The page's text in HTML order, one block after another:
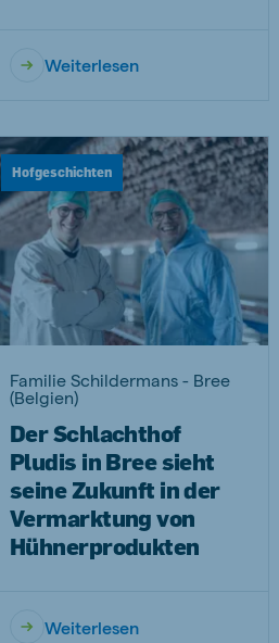
Weiterlesen
Hofgeschichten
Familie Schildermans - Bree
(Belgien)
Der Schlachthof
Pludis in Bree sieht
seine Zukunft in der
Vermarktung von
Hühnerprodukten
Weiterlesen